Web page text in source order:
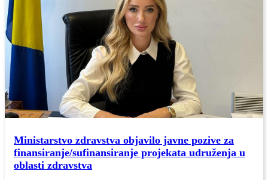
Ministarstvo zdravstva objavilo javne pozive za
finansiranje/sufinansiranje projekata udruženja u
oblasti zdravstva